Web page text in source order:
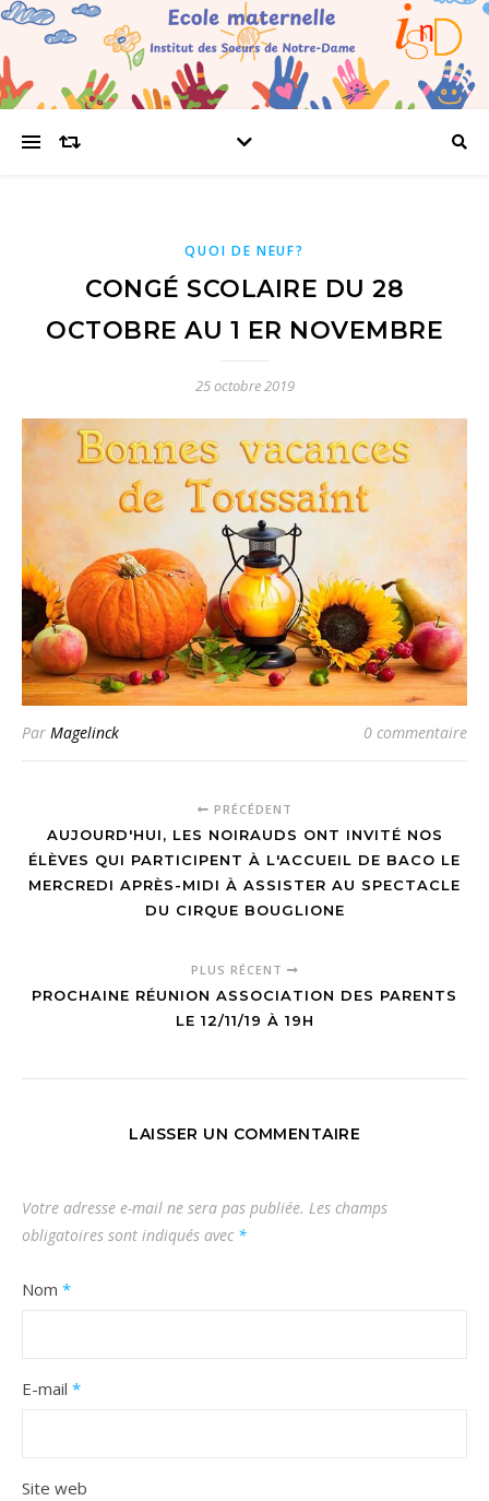
QUOI DE NEUF?
CONGÉ SCOLAIRE DU 28
OCTOBRE AU 1 ER NOVEMBRE
25 octobre 2019
Par Magelinck 0 commentaire
PRÉCÉDENT
AUJOURD'HUI, LES NOIRAUDS ONT INVITÉ NOS
ÉLÈVES QUI PARTICIPENT À L'ACCUEIL DE BACO LE
MERCREDI APRÈS-MIDI À ASSISTER AU SPECTACLE
DU CIRQUE BOUGLIONE
PLUS RÉCENT
PROCHAINE RÉUNION ASSOCIATION DES PARENTS
LE 12/11/19 À 19H
LAISSER UN COMMENTAIRE
Votre adresse e-mail ne sera pas publiée. Les champs
obligatoires sont indiqués avec *
Nom *
E-mail *
Site web